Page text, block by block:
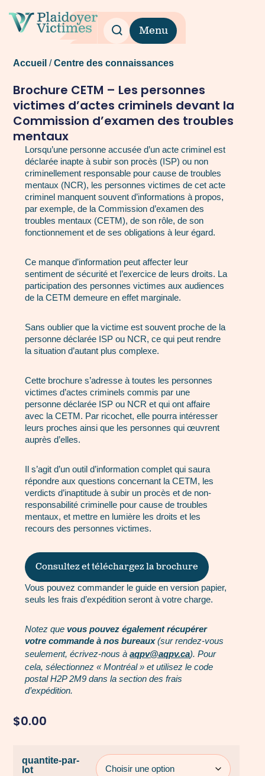
Menu
Accueil /Centre des connaissances
Brochure CETM – Les personnes
victimes d’actes criminels devant la
Commission d’examen des troubles
mentaux
Lorsqu’une personne accusée d’un acte criminel est
déclarée inapte à subir son procès (ISP) ou non
criminellement responsable pour cause de troubles
mentaux (NCR), les personnes victimes de cet acte
criminel manquent souvent d’informations à propos,
par exemple, de la Commission d’examen des
troubles mentaux (CETM), de son rôle, de son
fonctionnement et de ses obligations à leur égard.
Ce manque d’information peut affecter leur
sentiment de sécurité et l’exercice de leurs droits. La
participation des personnes victimes aux audiences
de la CETM demeure en effet marginale.
Sans oublier que la victime est souvent proche de la
personne déclarée ISP ou NCR, ce qui peut rendre
la situation d’autant plus complexe.
Cette brochure s’adresse à toutes les personnes
victimes d’actes criminels commis par une
personne déclarée ISP ou NCR et qui ont affaire
avec la CETM. Par ricochet, elle pourra intéresser
leurs proches ainsi que les personnes qui œuvrent
auprès d’elles.
Il s’agit d’un outil d’information complet qui saura
répondre aux questions concernant la CETM, les
verdicts d’inaptitude à subir un procès et de non-
responsabilité criminelle pour cause de troubles
mentaux, et mettre en lumière les droits et les
recours des personnes victimes.
Consultez et téléchargez la brochure
Vous pouvez commander le guide en version papier,
seuls les frais d’expédition seront à votre charge.
Notez quevous pouvez également récupérer
votre commande à nos bureaux(sur rendez-vous
seulement, écrivez-nous àaqpv@aqpv.ca). Pour
cela, sélectionnez « Montréal » et utilisez le code
postal H2P 2M9 dans la section des frais
d’expédition.
$0.00
quantite-par-
lot